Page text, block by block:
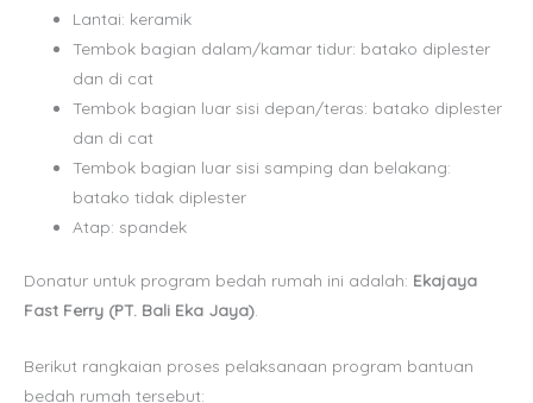
Lantai: keramik
Tembok bagian dalam/kamar tidur: batako diplester
dan di cat
Tembok bagian luar sisi depan/teras: batako diplester
dan di cat
Tembok bagian luar sisi samping dan belakang:
batako tidak diplester
Atap: spandek
Donatur untuk program bedah rumah ini adalah: Ekajaya
Fast Ferry (PT. Bali Eka Jaya).
Berikut rangkaian proses pelaksanaan program bantuan
bedah rumah tersebut: